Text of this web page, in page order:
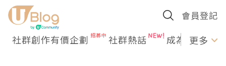
會員登記
社群創作有價企劃 社群熱話 成為U更多